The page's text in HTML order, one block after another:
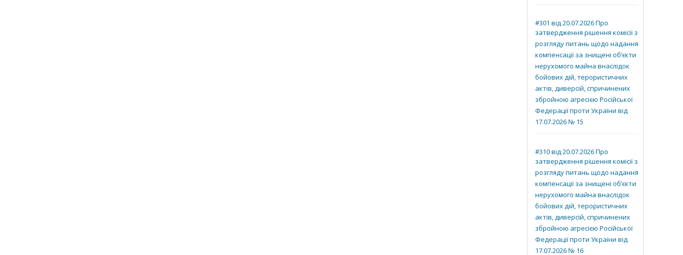
#301 від 20.07.2026 Про
затвердження рішення комісії з
розгляду питань щодо надання
компенсації за знищені об’єкти
нерухомого майна внаслідок
бойових дій, терористичних
актів, диверсій, спричинених
збройною агресією Російської
Федерації проти України від
17.07.2026 № 15
#310 від 20.07.2026 Про
затвердження рішення комісії з
розгляду питань щодо надання
компенсації за знищені об’єкти
нерухомого майна внаслідок
бойових дій, терористичних
актів, диверсій, спричинених
збройною агресією Російської
Федерації проти України від
17.07.2026 № 16